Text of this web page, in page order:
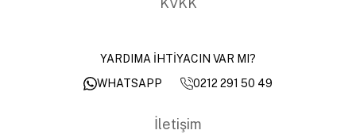
YARDIMA İHTİYACIN VAR MI?
WHATSAPP
0212 291 50 49
İletişim